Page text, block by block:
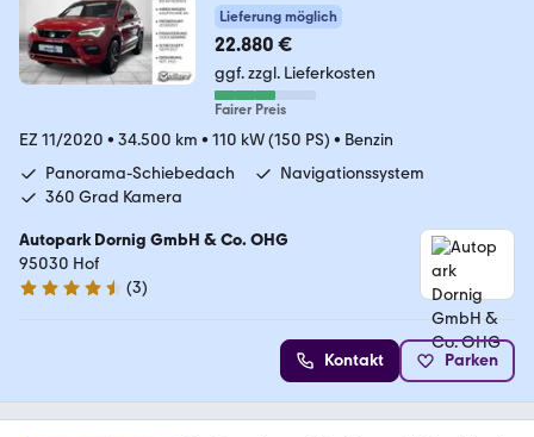
Lieferung möglich
22.880 €
ggf. zzgl. Lieferkosten
Fairer Preis
EZ 11/2020 • 34.500 km • 110 kW (150 PS) • Benzin
Panorama-Schiebedach
Navigationssystem
360 Grad Kamera
Autopark Dornig GmbH & Co. OHG
95030 Hof
4.7 Sterne
(3)
Kontakt Parken